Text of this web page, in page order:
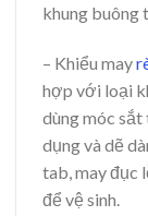
khung buông
– Khiểu may
hợp với loại
dùng móc sắt
dụng và dẽ
tab, may đục
để vệ sinh.